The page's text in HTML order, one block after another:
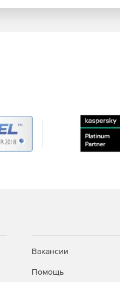
Вакансии
Помощь